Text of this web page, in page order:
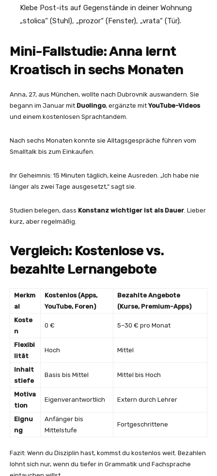
Klebe Post-its auf Gegenstände in deiner Wohnung
„stolica“ (Stuhl), „prozor“ (Fenster), „vrata“ (Tür).
Mini-Fallstudie: Anna lernt
Kroatisch in sechs Monaten
Anna, 27, aus München, wollte nach Dubrovnik auswandern. Sie
begann im Januar mit Duolingo, ergänzte mit YouTube-Videos
und einem kostenlosen Sprachtandem.
Nach sechs Monaten konnte sie Alltagsgespräche führen vom
Smalltalk bis zum Einkaufen.
Ihr Geheimnis: 15 Minuten täglich, keine Ausreden. „Ich habe nie
länger als zwei Tage ausgesetzt,“ sagt sie.
Studien belegen, dass Konstanz wichtiger ist als Dauer. Lieber
kurz, aber regelmäßig.
Vergleich: Kostenlose vs.
bezahlte Lernangebote
Merkm
al
Kostenlos (Apps,
YouTube, Foren)
Bezahlte Angebote
(Kurse, Premium-Apps)
Koste
n
0 € 5–30 € pro Monat
Flexibi
lität
Hoch Mittel
Inhalt
stiefe
Basis bis Mittel Mittel bis Hoch
Motiva
tion
Eigenverantwortlich Extern durch Lehrer
Eignu
ng
Anfänger bis
Mittelstufe
Fortgeschrittene
Fazit: Wenn du Disziplin hast, kommst du kostenlos weit. Bezahlen
lohnt sich nur, wenn du tiefer in Grammatik und Fachsprache